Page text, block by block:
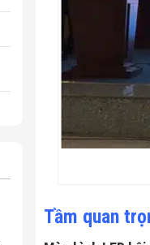
Tầm quan